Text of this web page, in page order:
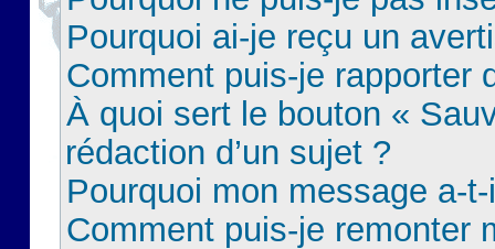
Pourquoi ai-je reçu un
Comment puis-je rapporter
À quoi sert le bouton «
rédaction d’un sujet ?
Pourquoi mon message a-
Comment puis-je remonter